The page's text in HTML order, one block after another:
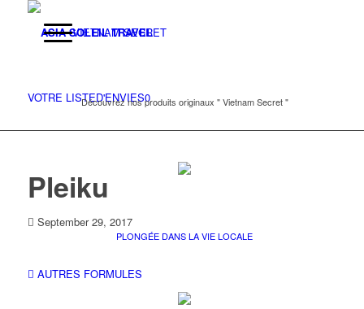
VIETNAM SECRET
Découvrez nos produits originaux " Vietnam Secret "
PLONGÉE DANS LA VIE LOCALE
VOTRE LISTED'ENVIES0
Pleiku
September 29, 2017
AUTRES FORMULES